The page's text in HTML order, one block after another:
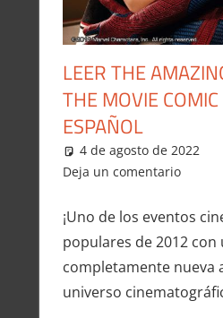
LEER THE
THE MOVIE
ESPAÑOL
4 de agosto de 2022
Deja un comentario
¡Uno de los eventos
populares de 2012
completamente nueva
universo